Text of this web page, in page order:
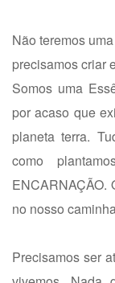
Não teremos
precisamos criar
Somos uma
por acaso que
planeta terra.
como
ENCARNAÇÃO.
no nosso
Precisamos ser